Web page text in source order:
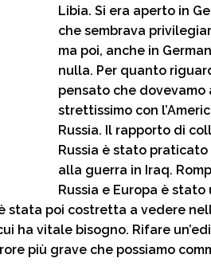
Libia. Si era aperto in
che sembrava
ma poi, anche in
nulla. Per quanto
pensato che dovevamo
strettissimo con
Russia. Il rapporto di
Russia è stato
alla guerra in Iraq.
Russia e Europa è
stata poi costretta a vedere
ha vitale bisogno. Rifare
più grave che possiamo